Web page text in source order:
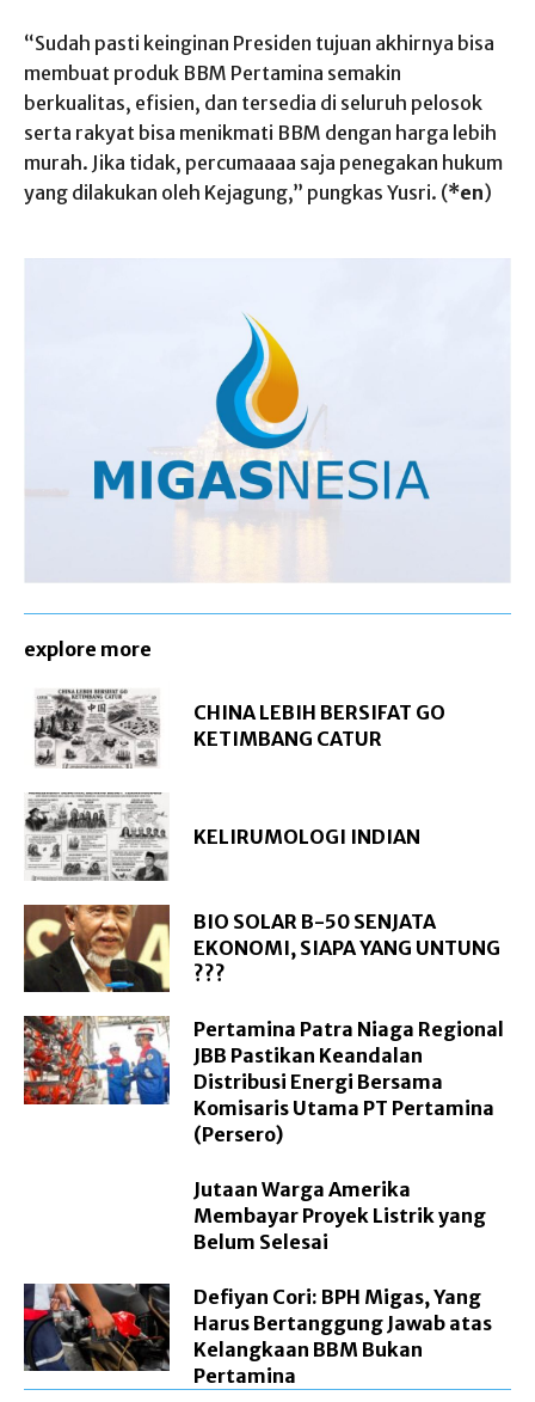
“Sudah pasti keinginan Presiden tujuan akhirnya bisa
membuat produk BBM Pertamina semakin
berkualitas, efisien, dan tersedia di seluruh pelosok
serta rakyat bisa menikmati BBM dengan harga lebih
murah. Jika tidak, percumaaaa saja penegakan hukum
yang dilakukan oleh Kejagung,” pungkas Yusri. (*en)
explore more
CHINA LEBIH BERSIFAT GO
KETIMBANG CATUR
KELIRUMOLOGI INDIAN
BIO SOLAR B-50 SENJATA
EKONOMI, SIAPA YANG UNTUNG
???
Pertamina Patra Niaga Regional
JBB Pastikan Keandalan
Distribusi Energi Bersama
Komisaris Utama PT Pertamina
(Persero)
Jutaan Warga Amerika
Membayar Proyek Listrik yang
Belum Selesai
Defiyan Cori: BPH Migas, Yang
Harus Bertanggung Jawab atas
Kelangkaan BBM Bukan
Pertamina